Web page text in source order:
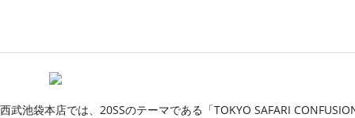
西武池袋本店では、20SSのテーマである「TOKYO SAFARI